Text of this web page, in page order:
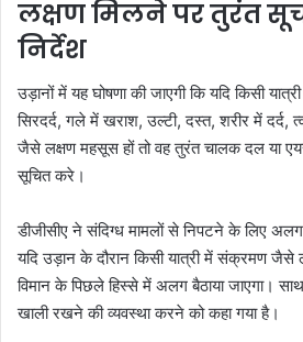
लक्षण मिलने पर तुरंत
निर्देश
उड़ानों में यह घोषणा की जाएगी कि यदि किसी
सिरदर्द, गले में खराश, उल्टी, दस्त, शरीर में दर्द,
जैसे लक्षण महसूस हों तो वह तुरंत चालक दल या
सूचित करे।
डीजीसीए ने संदिग्ध मामलों से निपटने के लिए अलग
यदि उड़ान के दौरान किसी यात्री में संक्रमण जैसे
विमान के पिछले हिस्से में अलग बैठाया जाएगा।
खाली रखने की व्यवस्था करने को कहा गया है।